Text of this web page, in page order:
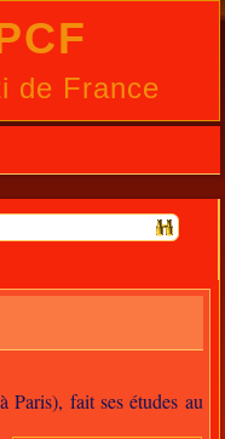
de France
fait ses études au